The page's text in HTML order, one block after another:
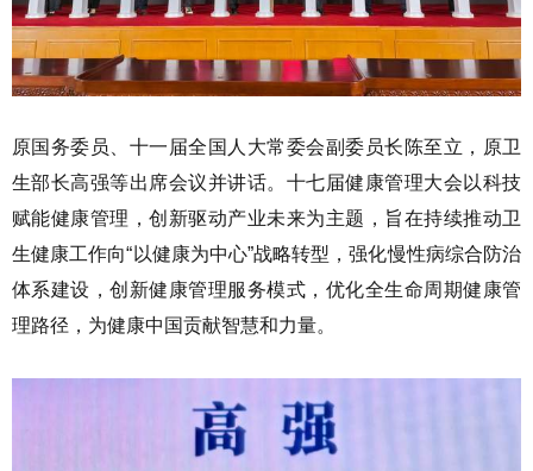
原国务委员、十一届全国人大常委会副委员长陈至立，原卫
生部长高强等出席会议并讲话。十七届健康管理大会以科技
赋能健康管理，创新驱动产业未来为主题，旨在持续推动卫
生健康工作向“以健康为中心”战略转型，强化慢性病综合防治
体系建设，创新健康管理服务模式，优化全生命周期健康管
理路径，为健康中国贡献智慧和力量。